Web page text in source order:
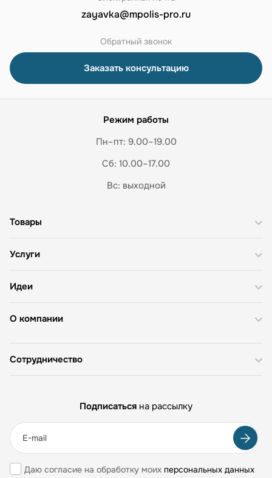
zayavka@mpolis-pro.ru
Обратный звонок
Заказать консультацию
Режим работы
Пн–пт: 9.00–19.00
Сб: 10.00–17.00
Вс: выходной
О компании
Товары
Услуги
Идеи
Сотрудничество
Подписаться на рассылку
Даю согласие на обработку моих персональных данных